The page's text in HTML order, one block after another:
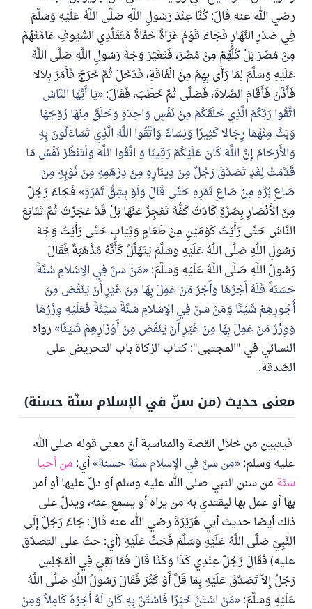
رضي الله عنه قَالَ: كُنَّا عِنْدَ رَسُولِ اللَّهِ صَلَّى اللَّهُ عَلَيْهِ وَسَلَّمَ
فِي صَدْرِ النَّهَارِ فَجَاءَ قَوْمٌ عُرَاةً حُفَاةً مُتَقَلِّدِي السُّيُوفِ عَامَّتُهُمْ
مِنْ مُضَرَ بَلْ كُلُّهُمْ مِنْ مُضَرَ، فَتَغَيَّرَ وَجْهُ رَسُولِ اللَّهِ صَلَّى اللَّهُ
عَلَيْهِ وَسَلَّمَ لِمَا رَأَى بِهِمْ مِنْ الْفَاقَةِ، فَدَخَلَ ثُمَّ خَرَجَ فَأَمَرَ بِلالا
فَأَذَّنَ فَأَقَامَ الصَّلاةَ، فَصَلَّى ثُمَّ خَطَبَ، فَقَالَ: يَا أَيُّهَا النَّاسُ
اتَّقُوا رَبَّكُمْ الَّذِي خَلَقَكُمْ مِنْ نَفْسٍ وَاحِدَةٍ وَخَلَقَ مِنْهَا زَوْجَهَا
وَبَثَّ مِنْهُمَا رِجَالا كَثِيرًا وَنِسَاءً وَاتَّقُوا اللَّهَ الَّذِي تَسَاءَلُونَ بِهِ
وَالأَرْحَامَ إِنَّ اللَّهَ كَانَ عَلَيْكُمْ رَقِيبًا وَ اتَّقُوا اللَّهَ وَلْتَنْظُرْ نَفْسٌ مَا
قَدَّمَتْ لِغَدٍ تَصَدَّقَ رَجُلٌ مِنْ دِينَارِهِ مِنْ دِرْهَمِهِ مِنْ ثَوْبِهِ مِنْ
صَاعِ بُرِّهِ مِنْ صَاعِ تَمْرِهِ حَتَّى قَالَ وَلَوْ بِشِقِّ تَمْرَةٍ فَجَاءَ رَجُلٌ
مِنْ الأَنْصَارِ بِصُرَّةٍ كَادَتْ كَفُّهُ تَعْجِزُ عَنْهَا بَلْ قَدْ عَجَزَتْ ثُمَّ تَتَابَعَ
النَّاسُ حَتَّى رَأَيْتُ كَوْمَيْنِ مِنْ طَعَامٍ وَثِيَابٍ حَتَّى رَأَيْتُ وَجْهَ
رَسُولِ اللَّهِ صَلَّى اللَّهُ عَلَيْهِ وَسَلَّمَ يَتَهَلَّلُ كَأَنَّهُ مُذْهَبَةٌ فَقَالَ
رَسُولُ اللَّهِ صَلَّى اللَّهُ عَلَيْهِ وَسَلَّمَ: مَنْ سَنَّ فِي الإِسْلامِ سُنَّةً
حَسَنَةً فَلَهُ أَجْرُهَا وَأَجْرُ مَنْ عَمِلَ بِهَا مِنْ غَيْرِ أَنْ يَنْقُصَ مِنْ
أُجُورِهِمْ شَيْئًا وَمَنْ سَنَّ فِي الإِسْلامِ سُنَّةً سَيِّئَةً فَعَلَيْهِ وِزْرُهَا
وَوِزْرُ مَنْ عَمِلَ بِهَا مِنْ غَيْرِ أَنْ يَنْقُصَ مِنْ أَوْزَارِهِمْ شَيْئًا رواه
النسائي في "المجتبى": كتاب الزكاة باب التحريض على
الصّدقة.
معنى حديث (من سنّ في الإسلام سنّة حسنة)
فيتبين من خلال القصة والمناسبة أنّ معنى قوله صلى الله
عليه وسلم: من سنّ في الإسلام سنّة حسنة أي: من أحيا
سنّة من سنن النبي صلى الله عليه وسلم أو دلّ عليها أو أمر
بها أو عمل بها ليقتدي به من يراه أو يسمع عنه، ويدلّ على
ذلك أيضا حديث أبي هُرَيْرَةَ رضي الله عنه قَالَ: جَاءَ رَجُلٌ إِلَى
النَّبِيِّ صَلَّى اللَّهُ عَلَيْهِ وَسَلَّمَ فَحَثَّ عَلَيْهِ (أي: حثّ على التصدّق
عليه) فَقَالَ رَجُلٌ عِنْدِي كَذَا وَكَذَا قَالَ فَمَا بَقِيَ فِي الْمَجْلِسِ
رَجُلٌ إِلاّ تَصَدَّقَ عَلَيْهِ بِمَا قَلَّ أَوْ كَثُرَ فَقَالَ رَسُولُ اللَّهِ صَلَّى اللَّهُ
عَلَيْهِ وَسَلَّمَ: مَنْ اسْتَنَّ خَيْرًا فَاسْتُنَّ بِهِ كَانَ لَهُ أَجْرُهُ كَامِلاً وَمِنْ